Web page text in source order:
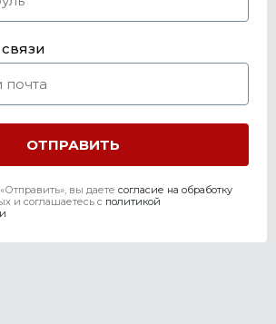
вы даете согласие на обработку
и соглашаетесь c политикой